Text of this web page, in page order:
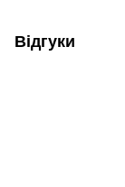
Відгуки